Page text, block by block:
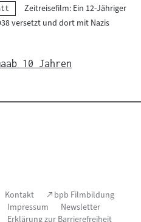
Zeitreisefilm: Ein 12-Jähriger
versetzt und dort mit Nazis
ab 10 Jahren
Kontakt (Link
öffnet
im
bpb Filmbildung
Impressum
Newsletter
Erklärung zur Barrierefreiheit